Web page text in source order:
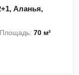
Аланья,
Площадь:70 м²